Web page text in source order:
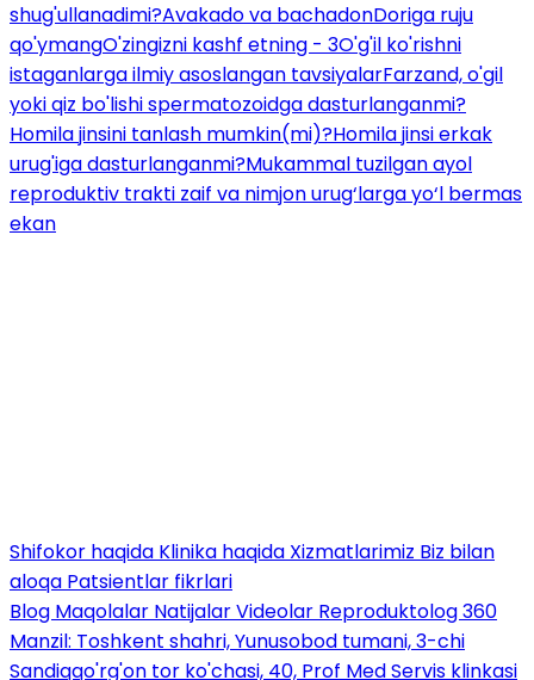
shug'ullanadimi?Avakado va bachadonDoriga ruju
qo'ymangO'zingizni kashf etning - 3O'g'il ko'rishni
istaganlarga ilmiy asoslangan tavsiyalarFarzand, o'gil
yoki qiz bo'lishi spermatozoidga dasturlanganmi?
Homila jinsini tanlash mumkin(mi)?Homila jinsi erkak
urug'iga dasturlanganmi?Mukammal tuzilgan ayol
reproduktiv trakti zaif va nimjon urug‘larga yo‘l bermas
ekan
Shifokor haqida Klinika haqida Xizmatlarimiz Biz bilan
aloqa Patsientlar fikrlari
Blog Maqolalar NatijalarVideolar Reproduktolog 360
Manzil: Toshkent shahri, Yunusobod tumani, 3-chi
Sandiqqo'rg'on tor ko'chasi, 40, Prof Med Servis klinkasi